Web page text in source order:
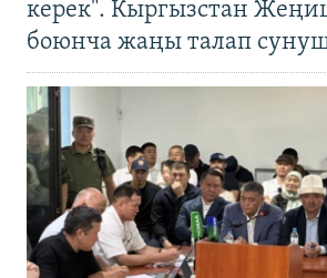
керек". Кыргызстан
боюнча жаңы талап